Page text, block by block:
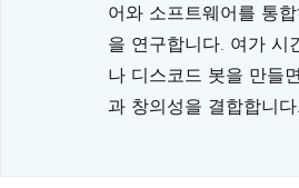
어와 소프트웨어를 통
을 연구합니다. 여가 시
나 디스코드 봇을 만들
과 창의성을 결합합니다.